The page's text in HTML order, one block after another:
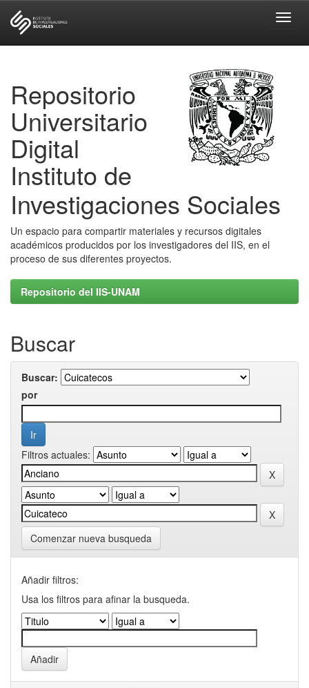
Repositorio
Universitario
Digital
Instituto de
Investigaciones Sociales
Un espacio para compartir materiales y recursos digitales
académicos producidos por los investigadores del IIS, en el
proceso de sus diferentes proyectos.
Repositorio del IIS-UNAM
Buscar
Buscar:
por
Filtros actuales:
Comenzar nueva busqueda
Añadir filtros:
Usa los filtros para afinar la busqueda.